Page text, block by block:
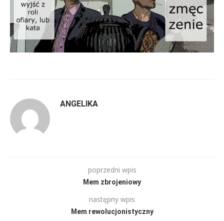
ANGELIKA
poprzedni wpis
Mem zbrojeniowy
następny wpis
Mem rewolucjonistyczny